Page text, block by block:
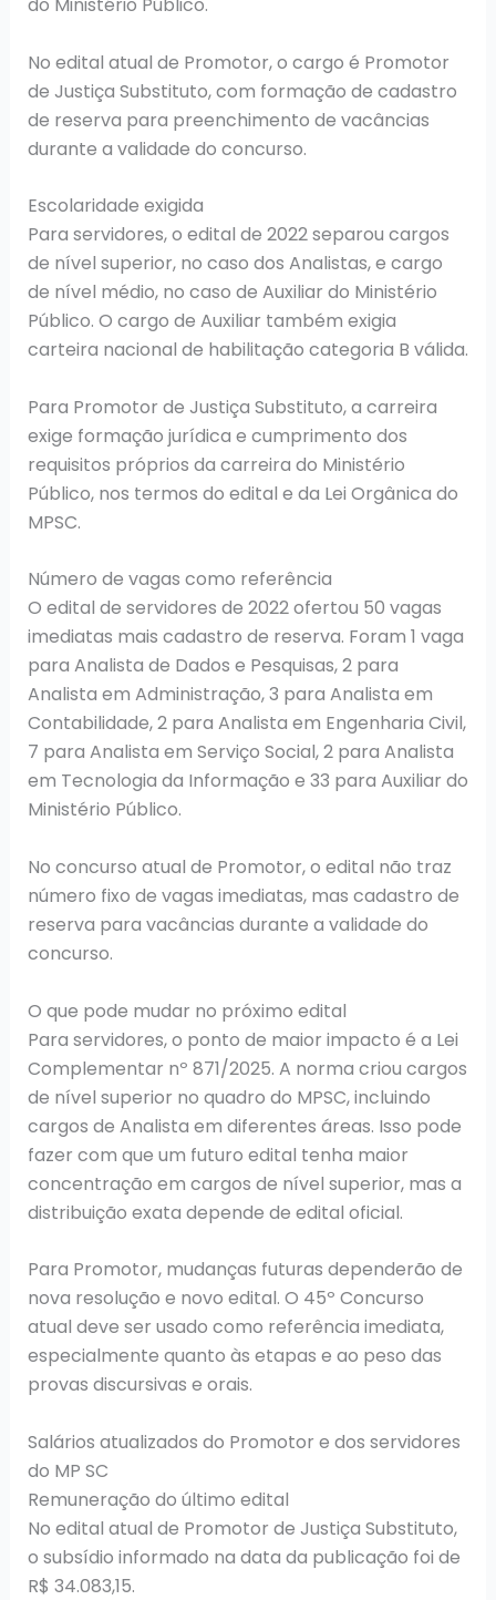
No edital atual de Promotor, o cargo é Promotor
de Justiça Substituto, com formação de cadastro
de reserva para preenchimento de vacâncias
durante a validade do concurso.
Escolaridade exigida
Para servidores, o edital de 2022 separou cargos
de nível superior, no caso dos Analistas, e cargo
de nível médio, no caso de Auxiliar do Ministério
Público. O cargo de Auxiliar também exigia
carteira nacional de habilitação categoria B válida.
Para Promotor de Justiça Substituto, a carreira
exige formação jurídica e cumprimento dos
requisitos próprios da carreira do Ministério
Público, nos termos do edital e da Lei Orgânica do
MPSC.
Número de vagas como referência
O edital de servidores de 2022 ofertou 50 vagas
imediatas mais cadastro de reserva. Foram 1 vaga
para Analista de Dados e Pesquisas, 2 para
Analista em Administração, 3 para Analista em
Contabilidade, 2 para Analista em Engenharia Civil,
7 para Analista em Serviço Social, 2 para Analista
em Tecnologia da Informação e 33 para Auxiliar do
Ministério Público.
No concurso atual de Promotor, o edital não traz
número fixo de vagas imediatas, mas cadastro de
reserva para vacâncias durante a validade do
concurso.
O que pode mudar no próximo edital
Para servidores, o ponto de maior impacto é a Lei
Complementar nº 871/2025. A norma criou cargos
de nível superior no quadro do MPSC, incluindo
cargos de Analista em diferentes áreas. Isso pode
fazer com que um futuro edital tenha maior
concentração em cargos de nível superior, mas a
distribuição exata depende de edital oficial.
Para Promotor, mudanças futuras dependerão de
nova resolução e novo edital. O 45º Concurso
atual deve ser usado como referência imediata,
especialmente quanto às etapas e ao peso das
provas discursivas e orais.
Salários atualizados do Promotor e dos servidores
do MP SC
Remuneração do último edital
No edital atual de Promotor de Justiça Substituto,
o subsídio informado na data da publicação foi de
R$ 34.083,15.